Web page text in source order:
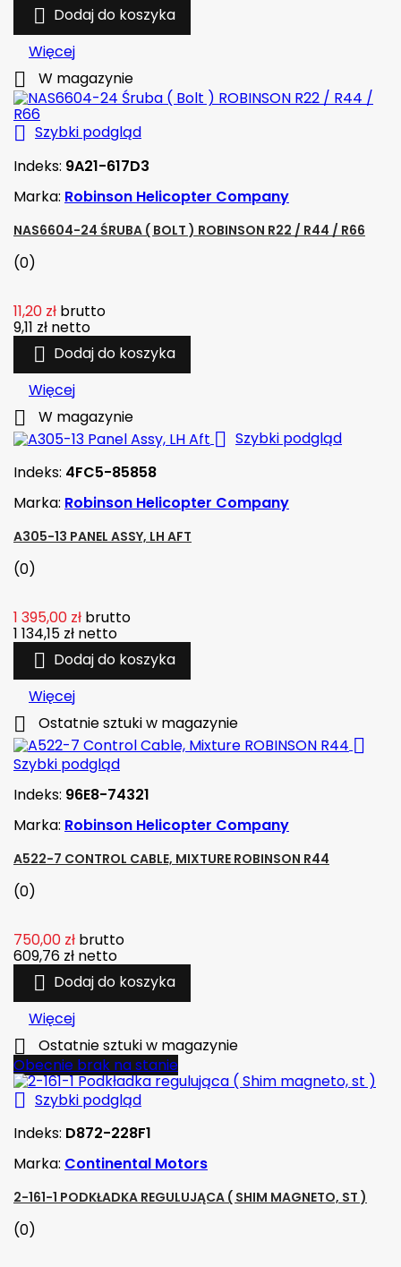
 Dodaj do koszyka
Więcej
 W magazynie
 Szybki podgląd
Indeks: 9A21-617D3
Marka: Robinson Helicopter Company
NAS6604-24 ŚRUBA ( BOLT ) ROBINSON R22 / R44 / R66
(0)
11,20 zł brutto
9,11 zł netto
 Dodaj do koszyka
Więcej
 W magazynie
 Szybki podgląd
Indeks: 4FC5-85858
Marka: Robinson Helicopter Company
A305-13 PANEL ASSY, LH AFT
(0)
1 395,00 zł brutto
1 134,15 zł netto
 Dodaj do koszyka
Więcej
 Ostatnie sztuki w magazynie

Szybki podgląd
Indeks: 96E8-74321
Marka: Robinson Helicopter Company
A522-7 CONTROL CABLE, MIXTURE ROBINSON R44
(0)
750,00 zł brutto
609,76 zł netto
 Dodaj do koszyka
Więcej

Ostatnie sztuki w magazynie
Obecnie brak na stanie
 Szybki podgląd
Indeks: D872-228F1
Marka: Continental Motors
2-161-1 PODKŁADKA REGULUJĄCA ( SHIM MAGNETO, ST )
(0)